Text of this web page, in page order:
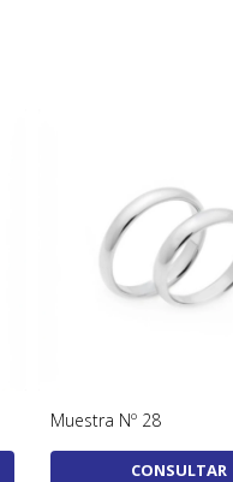
Muestra Nº 42
CONSULTAR